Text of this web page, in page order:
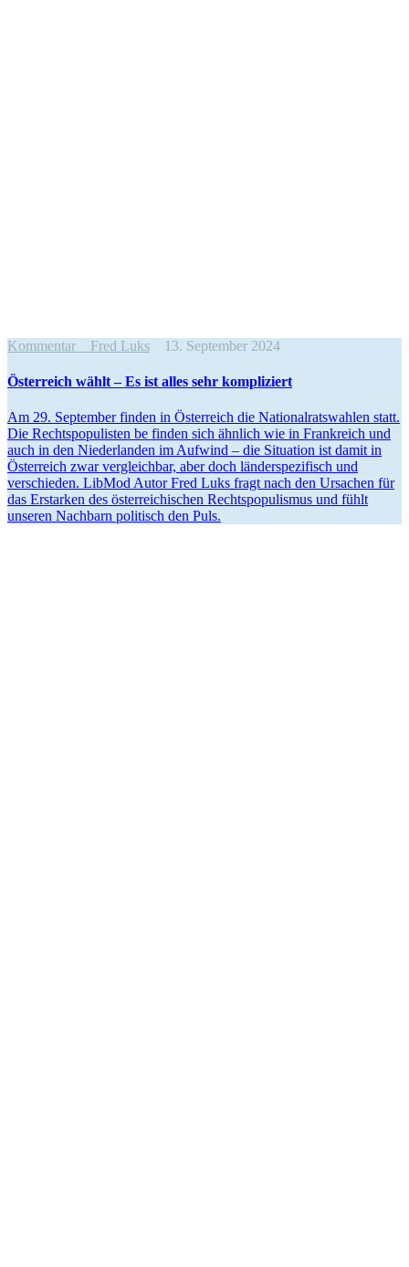
Kommentar Fred Luks 13. September 2024
Öster­reich wählt – Es ist alles sehr kompliziert
Am 29. September finden in Öster­reich die Natio­nal­rats­wahlen statt.
Die Rechts­po­pu­listen be finden sich ähnlich wie in Frank­reich und
auch in den Nieder­landen im Aufwind – die Situation ist damit in
Öster­reich zwar vergleichbar, aber doch länder­spe­zi­fisch und
verschieden. LibMod Autor Fred Luks fragt nach den Ursachen für
das Erstarken des öster­rei­chi­schen Rechts­po­pu­lismus und fühlt
unseren Nachbarn politisch den Puls.